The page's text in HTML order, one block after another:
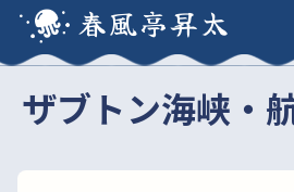
春風亭昇太
ザブトン海峡・